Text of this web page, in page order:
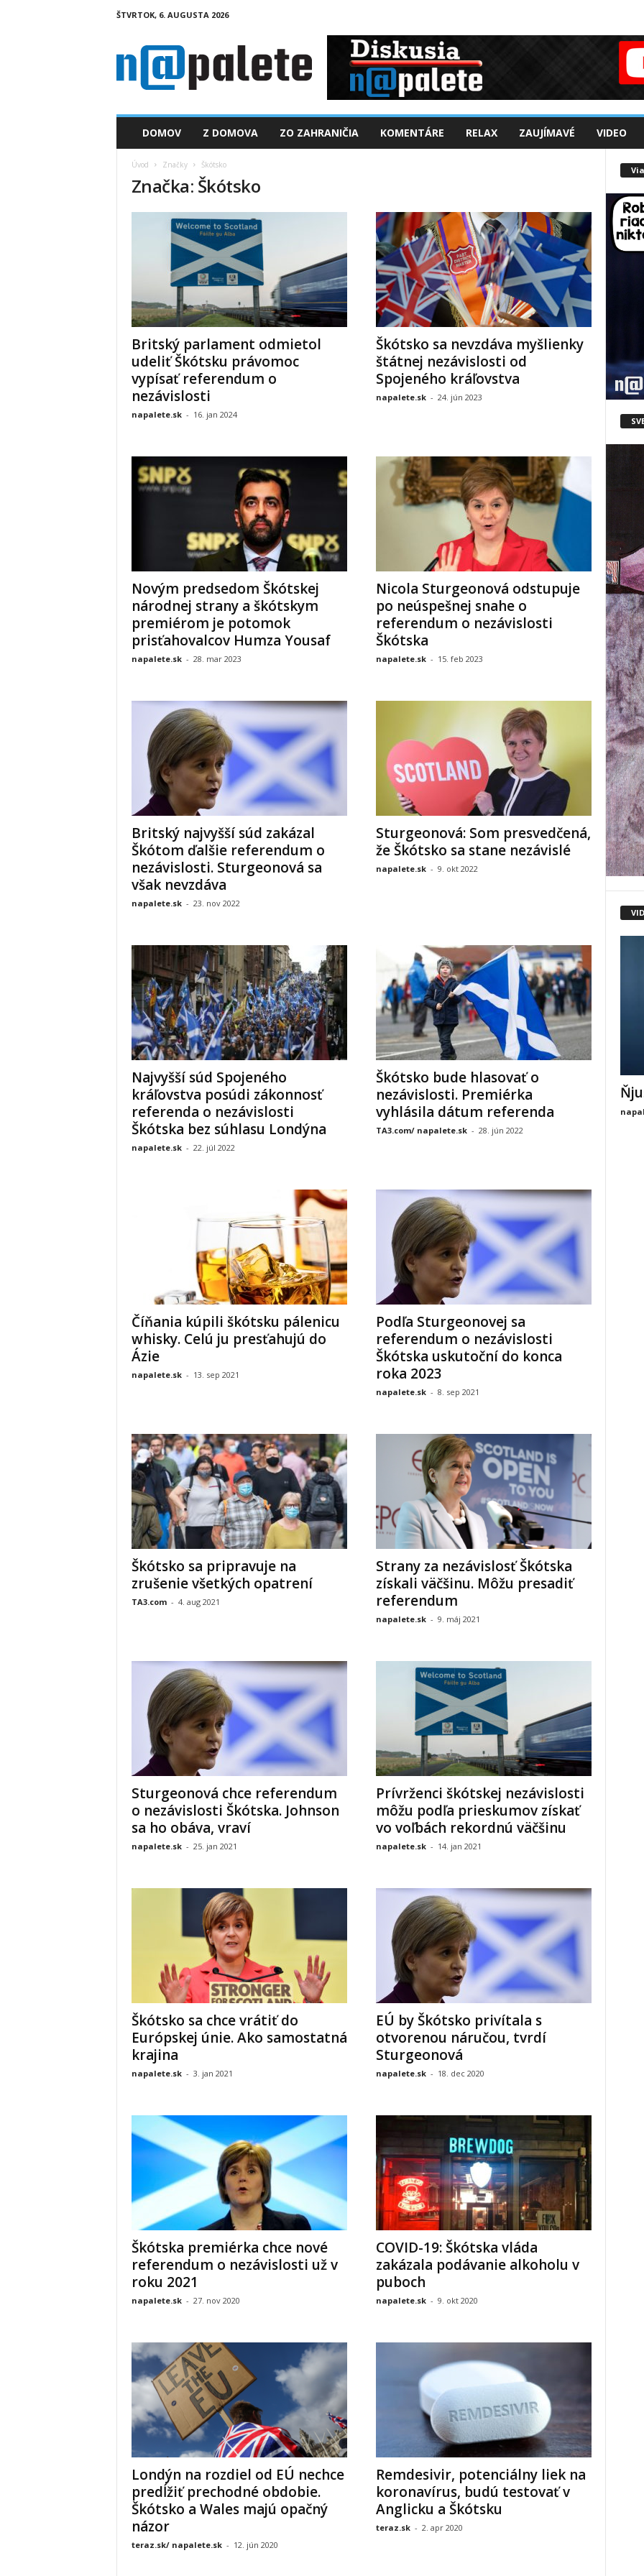
ŠTVRTOK, 6. AUGUSTA 2026
a
DOMOV Z DOMOVA ZO ZAHRANIČIA KOMENTÁRE RELAX ZAUJÍMAVÉ VIDEO
Úvod Značky Škótsko
Značka: Škótsko
Britský parlament odmietol
udeliť Škótsku právomoc
vypísať referendum o
nezávislosti
napalete.sk - 16. jan 2024
Škótsko sa nevzdáva myšlienky
štátnej nezávislosti od
Spojeného kráľovstva
napalete.sk - 24. jún 2023
Novým predsedom Škótskej
národnej strany a škótskym
premiérom je potomok
prisťahovalcov Humza Yousaf
napalete.sk - 28. mar 2023
Nicola Sturgeonová odstupuje
po neúspešnej snahe o
referendum o nezávislosti
Škótska
napalete.sk - 15. feb 2023
Britský najvyšší súd zakázal
Škótom ďalšie referendum o
nezávislosti. Sturgeonová sa
však nevzdáva
napalete.sk - 23. nov 2022
Sturgeonová: Som presvedčená,
že Škótsko sa stane nezávislé
napalete.sk - 9. okt 2022
Najvyšší súd Spojeného
kráľovstva posúdi zákonnosť
referenda o nezávislosti
Škótska bez súhlasu Londýna
napalete.sk - 22. júl 2022
Škótsko bude hlasovať o
nezávislosti. Premiérka
vyhlásila dátum referenda
TA3.com/ napalete.sk - 28. jún 2022
Číňania kúpili škótsku pálenicu
whisky. Celú ju presťahujú do
Ázie
napalete.sk - 13. sep 2021
Podľa Sturgeonovej sa
referendum o nezávislosti
Škótska uskutoční do konca
roka 2023
napalete.sk - 8. sep 2021
Škótsko sa pripravuje na
zrušenie všetkých opatrení
TA3.com - 4. aug 2021
Strany za nezávislosť Škótska
získali väčšinu. Môžu presadiť
referendum
napalete.sk - 9. máj 2021
Sturgeonová chce referendum
o nezávislosti Škótska. Johnson
sa ho obáva, vraví
napalete.sk - 25. jan 2021
Prívrženci škótskej nezávislosti
môžu podľa prieskumov získať
vo voľbách rekordnú väčšinu
napalete.sk - 14. jan 2021
Škótsko sa chce vrátiť do
Európskej únie. Ako samostatná
krajina
napalete.sk - 3. jan 2021
EÚ by Škótsko privítala s
otvorenou náručou, tvrdí
Sturgeonová
napalete.sk - 18. dec 2020
Škótska premiérka chce nové
referendum o nezávislosti už v
roku 2021
napalete.sk - 27. nov 2020
COVID-19: Škótska vláda
zakázala podávanie alkoholu v
puboch
napalete.sk - 9. okt 2020
Londýn na rozdiel od EÚ nechce
predĺžiť prechodné obdobie.
Škótsko a Wales majú opačný
názor
teraz.sk/ napalete.sk - 12. jún 2020
Remdesivir, potenciálny liek na
koronavírus, budú testovať v
Anglicku a Škótsku
teraz.sk - 2. apr 2020